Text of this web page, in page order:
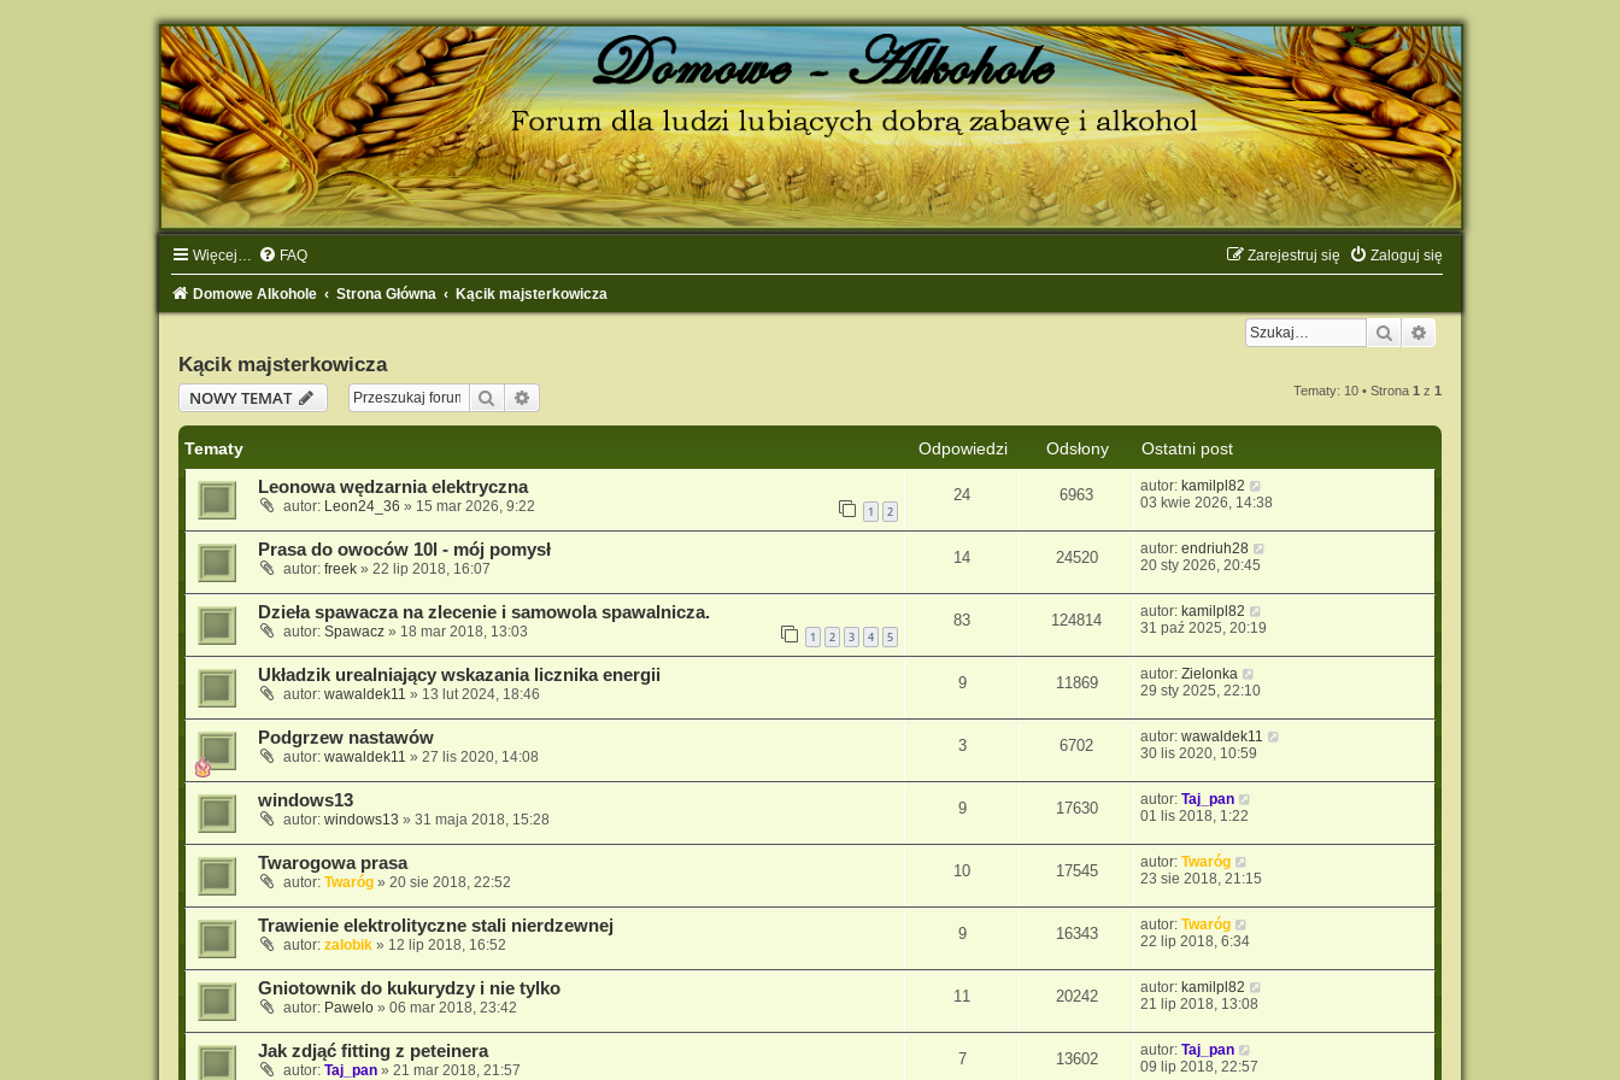
Więcej… FAQ Zaloguj się
Zarejestruj się
Domowe Alkohole Strona Główna Kącik majsterkowicza
Szukaj
Kącik majsterkowicza
NOWY TEMAT
Szukaj Tematy: 10 • Strona1 z1
Tematy Odpowiedzi Odsłony
Ostatni post
Leonowa wędzarnia elektryczna
autor: Leon24_36 » 15 mar 2026, 9:22 1 2
24 6963 autor: kamilpl82
03 kwie 2026, 14:38
Prasa do owoców 10l - mój pomysł
autor: freek» 22 lip 2018, 16:07
14 24520 autor:endriuh28
20 sty 2026, 20:45
Dzieła spawacza na zlecenie i samowola spawalnicza.
autor: Spawacz» 18 mar 2018, 13:03 1 2 3 4 5
83 124814 autor: kamilpl82
31 paź 2025, 20:19
Układzik urealniający wskazania licznika energii
autor: wawaldek11 » 13 lut 2024, 18:46
9 11869 autor:Zielonka
29 sty 2025, 22:10
Podgrzew nastawów
autor: wawaldek11 » 27 lis 2020, 14:08
3 6702 autor:wawaldek11
30 lis 2020, 10:59
windows13
autor: windows13 » 31 maja 2018, 15:28
9 17630 autor:Taj_pan
01 lis 2018, 1:22
Twarogowa prasa
autor: Twaróg» 20 sie 2018, 22:52
10 17545 autor:Twaróg
23 sie 2018, 21:15
Trawienie elektrolityczne stali nierdzewnej
autor: zalobik» 12 lip 2018, 16:52
9 16343 autor:Twaróg
22 lip 2018, 6:34
Gniotownik do kukurydzy i nie tylko
autor: Pawelo» 06 mar 2018, 23:42
11 20242 autor: kamilpl82
21 lip 2018, 13:08
Jak zdjąć fitting z peteinera
autor: Taj_pan» 21 mar 2018, 21:57
7 13602 autor:Taj_pan
09 lip 2018, 22:57